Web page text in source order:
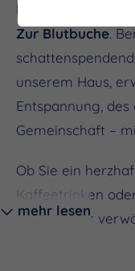
herzlich in
Zur Blutbuche.
unserem Haus,
Entspannung,
Gemeinschaft –
Ob Sie ein
Kaffeetrinken
planen – wir
mehr lesen